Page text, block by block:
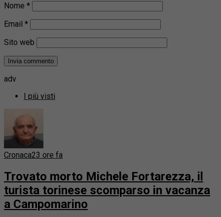
Nome *
Email *
Sito web
adv
I più visti
Cronaca23 ore fa
Trovato morto Michele Fortarezza, il
turista torinese scomparso in vacanza
a Campomarino